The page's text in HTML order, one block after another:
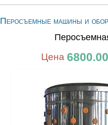
Перосъемные машины и
Цена 6800.00